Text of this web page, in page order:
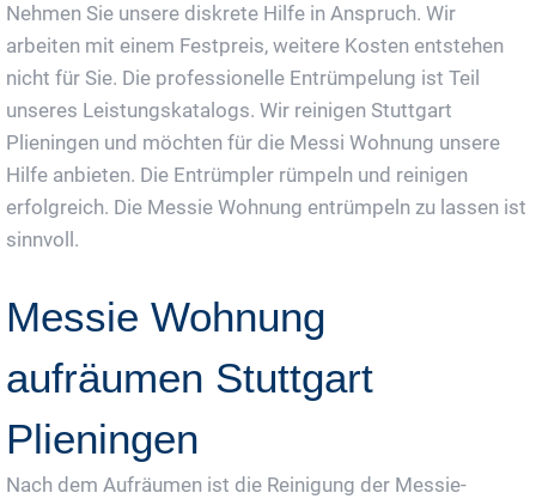
Nehmen Sie unsere diskrete Hilfe in Anspruch. Wir
arbeiten mit einem Festpreis, weitere Kosten entstehen
nicht für Sie. Die professionelle Entrümpelung ist Teil
unseres Leistungskatalogs. Wir reinigen Stuttgart
Plieningen und möchten für die Messi Wohnung unsere
Hilfe anbieten. Die Entrümpler rümpeln und reinigen
erfolgreich. Die Messie Wohnung entrümpeln zu lassen ist
sinnvoll.
Messie Wohnung
aufräumen Stuttgart
Plieningen
Nach dem Aufräumen ist die Reinigung der Messie-